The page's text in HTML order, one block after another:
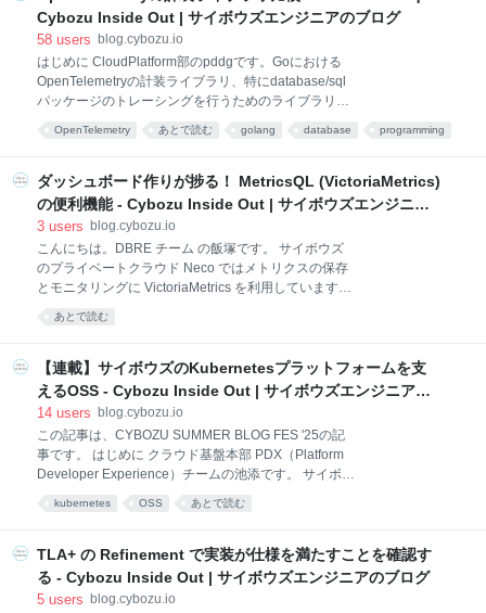
神戸で開催されるTPACについてお伺いしました。 お
忙しい中、1時間におよぶロングインタビューをさせ
W3Cロングインタビュー W3Cはどうやって始まった?
S(Saku): 私は2、3年前にキャリアをスタートしたの
で、Web業界には入ったばかりなのですが、Philippe
さんはこの業界に長くDOMやHTMLのワーキング・グ
Cybozu Inside Out | サイボウズエンジニアのブログ
58 users blog.cybozu.io
はじめに CloudPlatform部のpddgです。Goにおける
OpenTelemetryの計装ライブラリ、特にdatabase/sql
パッケージのトレーシングを行うためのライブラリに
はデファクトスタンダードと呼べるものがありませ
ん。本記事では、いくつかのサードパーティーライブ
リは実際に本番環境のサービスの計装に利用していま
す。 この内容は、2025年に開催されたサマーインタ
ーンシップにおいて、プラットフォーム（自社基盤）
とめたものです。 実際に採用したライブラリを用いる
と、わずかなコード追加で以下の様なトレースが取得
できるようになります。横棒が各ステップにかかった
時間を表し、各ステップごとにその引数やメタデータ
OpenTelemetry あとで読む golang database programming
ダッシュボード作りが捗る！ MetricsQL (VictoriaMetrics)
の便利機能 - Cybozu Inside Out | サイボウズエンジニア
のブログ
3 users blog.cybozu.io
こんにちは。DBRE チーム の飯塚です。 サイボウズ
のプライベートクラウド Neco ではメトリクスの保存
とモニタリングに VictoriaMetrics を利用しています。
私はプライベートクラウドの利用者として、この
VictoriaMetrics にメトリクスを保存したり、メトリク
サービスレベルと関連するメトリクスにアラートを設
定したりしています。 VictoriaMetrics でメトリクスを
分析・集計するためのクエリを書くのに使われるクエ
のクエリ言語である PromQL に独自の拡張を加えたク
エリ言語です。この 独自の拡張部分 の中にはかなり便
利な機能もあり、私にとって「この機能なしでは
PromQL には戻れないよ 😭」と思うような機能さえあ
あとで読む
【連載】サイボウズのKubernetesプラットフォームを支
えるOSS - Cybozu Inside Out | サイボウズエンジニアの
ブログ
14 users blog.cybozu.io
この記事は、CYBOZU SUMMER BLOG FES '25の記
事です。 はじめに クラウド基盤本部 PDX（Platform
Developer Experience）チームの池添です。 サイボウ
ズでは、国内のデータセンターに自前のサーバーを配
置して、その上でKubernetesをベースとしたクラウド
チームが各自でKubernetesクラスタを構築・運用する
のではなく、プラットフォームチームが共通の
Kubernetesクラスタを構築・運用し、複数のチームが
kubernetes OSS あとで読む
TLA+ の Refinement で実装が仕様を満たすことを確認す
る - Cybozu Inside Out | サイボウズエンジニアのブログ
5 users blog.cybozu.io